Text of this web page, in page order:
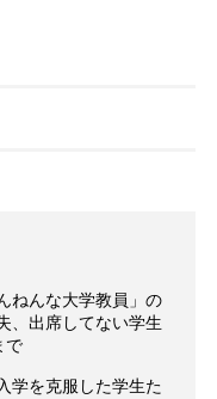
ねんな大学教員」の
、出席してない学生
で
学を克服した学生た